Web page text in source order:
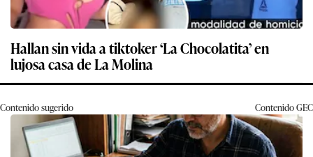
Hallan sin vida a tiktoker ‘La Chocolatita’ en
lujosa casa de La Molina
Contenido sugerido ContenidoGEC